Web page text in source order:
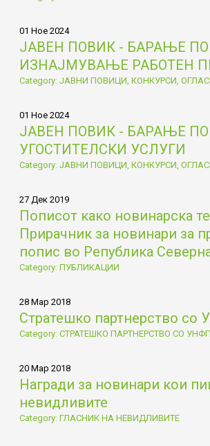
01 Ное 2024
ЈАВЕН ПОВИК - БАРАЊЕ
ИЗНАЈМУВАЊЕ РАБОТЕН
Category: ЈАВНИ ПОВИЦИ, КОНКУРСИ,
01 Ное 2024
ЈАВЕН ПОВИК - БАРАЊЕ
УГОСТИТЕЛСКИ УСЛУГИ
Category: ЈАВНИ ПОВИЦИ, КОНКУРСИ,
27 Дек 2019
Пописот како новинарска
Прирачник за новинари за
попис во Република
Category: ПУБЛИКАЦИИ
28 Мар 2018
Стратешко партнерство со
Category: СТРАТЕШКО ПАРТНЕРСТВО СО
20 Мар 2018
Награди за новинари кои
невидливите
Category: ГЛАСНИК НА НЕВИДЛИВИТЕ